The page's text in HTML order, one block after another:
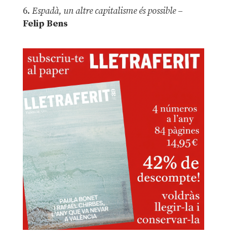
6. Espadà, un altre capitalisme és possible –
Felip Bens